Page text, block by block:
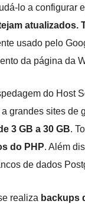
lo a configurar
atualizados.
usado pelo
da página da
do Host
grandes sites de
3 GB a 30 GB.
do PHP. Além
de dados
realiza backups